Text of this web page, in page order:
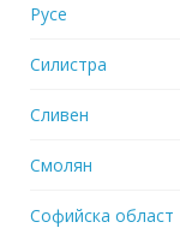
Русе
Силистра
Сливен
Смолян
Софийска област